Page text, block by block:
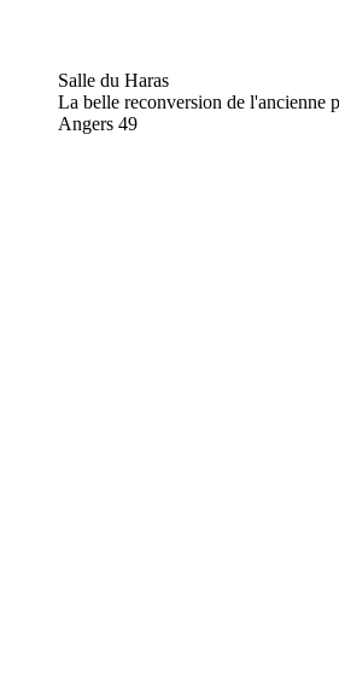
Salle du Haras
La belle reconversion de l'ancienne
Angers 49